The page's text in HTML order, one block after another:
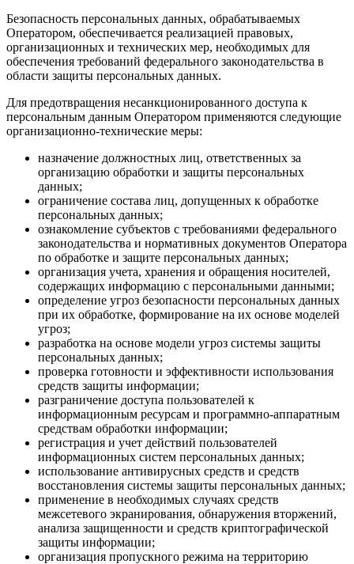
Безопасность персональных данных, обрабатываемых
Оператором, обеспечивается реализацией правовых,
организационных и технических мер, необходимых для
обеспечения требований федерального законодательства в
области защиты персональных данных.
Для предотвращения несанкционированного доступа к
персональным данным Оператором применяются следующие
организационно-технические меры:
назначение должностных лиц, ответственных за
организацию обработки и защиты персональных
данных;
ограничение состава лиц, допущенных к обработке
персональных данных;
ознакомление субъектов с требованиями федерального
законодательства и нормативных документов Оператора
по обработке и защите персональных данных;
организация учета, хранения и обращения носителей,
содержащих информацию с персональными данными;
определение угроз безопасности персональных данных
при их обработке, формирование на их основе моделей
угроз;
разработка на основе модели угроз системы защиты
персональных данных;
проверка готовности и эффективности использования
средств защиты информации;
разграничение доступа пользователей к
информационным ресурсам и программно-аппаратным
средствам обработки информации;
регистрация и учет действий пользователей
информационных систем персональных данных;
использование антивирусных средств и средств
восстановления системы защиты персональных данных;
применение в необходимых случаях средств
межсетевого экранирования, обнаружения вторжений,
анализа защищенности и средств криптографической
защиты информации;
организация пропускного режима на территорию